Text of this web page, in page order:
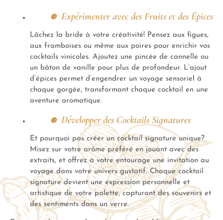
Expérimenter avec des Fruits et des Épices
Lâchez la bride à votre créativité! Pensez aux figues,
aux framboises ou même aux poires pour enrichir vos
cocktails vinicoles. Ajoutez une pincée de cannelle ou
un bâton de vanille pour plus de profondeur. L’ajout
d’épices permet d’engendrer un voyage sensoriel à
chaque gorgée, transformant chaque cocktail en une
aventure aromatique.
Développer des Cocktails Signatures
Et pourquoi pas créer un cocktail signature unique?
Misez sur votre arôme préféré en jouant avec des
extraits, et offrez à votre entourage une invitation au
voyage dans votre univers gustatif. Chaque cocktail
signature devient une expression personnelle et
artistique de votre palette, capturant des souvenirs et
des sentiments dans un verre.